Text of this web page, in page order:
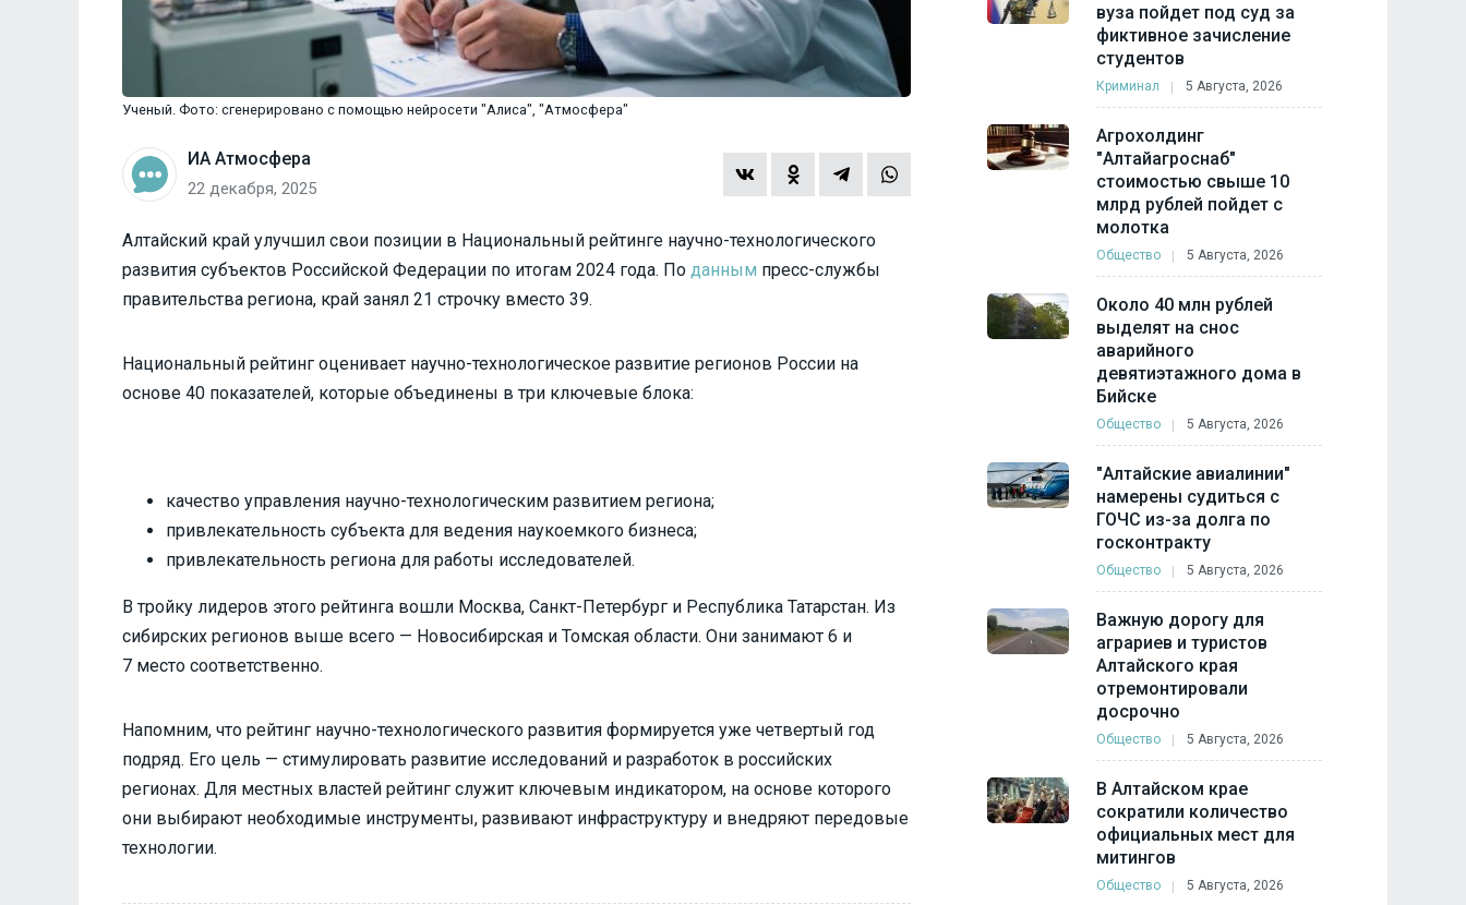
Ученый. Фото: сгенерировано с помощью нейросети "Алиса", "Атмосфера"
ИА Атмосфера
22 декабря, 2025
Алтайский край улучшил свои позиции в Национальный рейтинге научно-технологического
развития субъектов Российской Федерации по итогам 2024 года. По данным пресс-службы
правительства региона, край занял 21 строчку вместо 39.
Национальный рейтинг оценивает научно-технологическое развитие регионов России на
основе 40 показателей, которые объединены в три ключевые блока:
качество управления научно-технологическим развитием региона;
привлекательность субъекта для ведения наукоемкого бизнеса;
привлекательность региона для работы исследователей.
В тройку лидеров этого рейтинга вошли Москва, Санкт-Петербург и Республика Татарстан. Из
сибирских регионов выше всего — Новосибирская и Томская области. Они занимают 6 и
7 место соответственно.
Напомним, что рейтинг научно-технологического развития формируется уже четвертый год
подряд. Его цель — стимулировать развитие исследований и разработок в российских
регионах. Для местных властей рейтинг служит ключевым индикатором, на основе которого
они выбирают необходимые инструменты, развивают инфраструктуру и внедряют передовые
технологии.
вуза пойдет под суд за
фиктивное зачисление
студентов
Криминал 5 Августа, 2026
Агрохолдинг
"Алтайагроснаб"
стоимостью свыше 10
млрд рублей пойдет с
молотка
Общество 5 Августа, 2026
Около 40 млн рублей
выделят на снос
аварийного
девятиэтажного дома в
Бийске
Общество 5 Августа, 2026
"Алтайские авиалинии"
намерены судиться с
ГОЧС из-за долга по
госконтракту
Общество 5 Августа, 2026
Важную дорогу для
аграриев и туристов
Алтайского края
отремонтировали
досрочно
Общество 5 Августа, 2026
В Алтайском крае
сократили количество
официальных мест для
митингов
Общество 5 Августа, 2026